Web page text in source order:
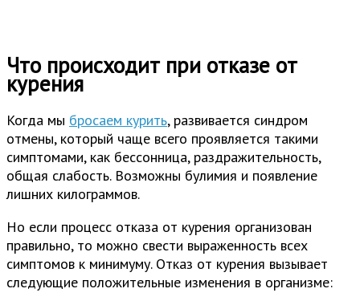
Что происходит при отказе от
курения
Когда мы бросаем курить, развивается синдром
отмены, который чаще всего проявляется такими
симптомами, как бессонница, раздражительность,
общая слабость. Возможны булимия и появление
лишних килограммов.
Но если процесс отказа от курения организован
правильно, то можно свести выраженность всех
симптомов к минимуму. Отказ от курения вызывает
следующие положительные изменения в организме: